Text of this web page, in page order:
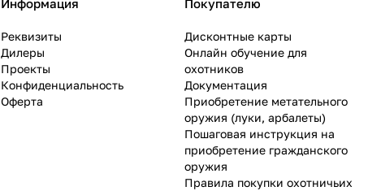
Информация
Реквизиты
Дилеры
Проекты
Конфиденциальность
Оферта
Покупателю
Дисконтные карты
Онлайн обучение для
охотников
Документация
Приобретение метательного
оружия (луки, арбалеты)
Пошаговая инструкция на
приобретение гражданского
оружия
Правила покупки охотничьих